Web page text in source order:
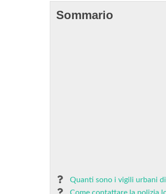
Sommario
Quanti sono i vigili urbani